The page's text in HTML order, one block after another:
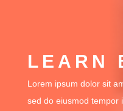
LEARN
Lorem ipsum dolor sit
sed do eiusmod tempor